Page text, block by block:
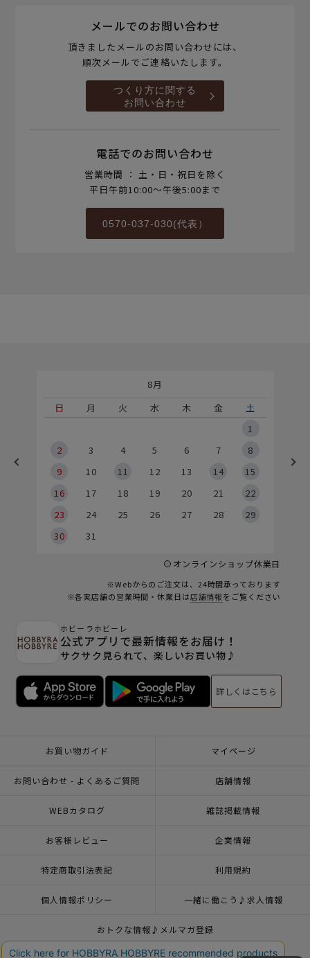
メールでのお問い合わせ
頂きましたメールのお問い合わせには、
順次メールでご連絡いたします。
つくり方に関する
お問い合わせ
電話でのお問い合わせ
営業時間 ： 土・日・祝日を除く
平日午前10:00～午後5:00まで
0570-037-030(代表）
8月
日
月 火 水 木 金
土
1
2
3 4 5 6 7
8
9
10 11 12 13 14
15
16
17 18 19 20 21
22
23
24 25 26 27 28
29
30
31
オンラインショップ休業日
※Webからのご注文は、24時間承っております
※各実店舗の営業時間・休業日は店舗情報をご覧ください
ホビーラホビーレ
公式アプリで最新情報をお届け！
サクサク見られて、楽しいお買い物♪
詳しくはこちら
お買い物ガイド マイページ
お問い合わせ - よくあるご質問 店舗情報
WEBカタログ 雑誌掲載情報
お客様レビュー 企業情報
特定商取引法表記 利用規約
個人情報ポリシー 一緒に働こう♪求人情報
おトクな情報♪メルマガ登録